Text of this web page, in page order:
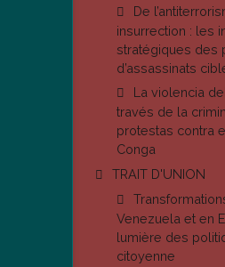
De
insurrection : les
stratégiques des
d’assassinats
La violencia
través de la
protestas contra
Conga
TRAIT D'UNION
Venezuela et en
lumière des
citoyenne